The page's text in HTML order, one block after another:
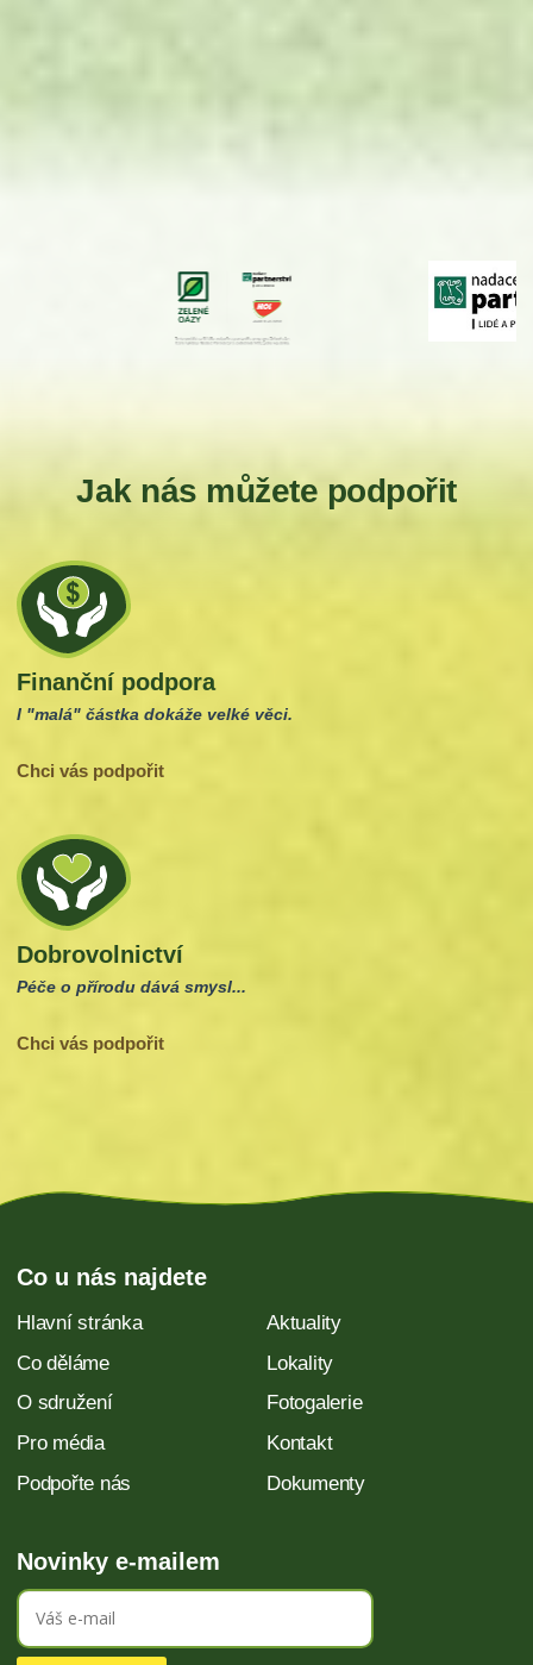
Jak nás můžete podpořit
Finanční podpora
I "malá" částka dokáže velké věci.
Chci vás podpořit
Dobrovolnictví
Péče o přírodu dává smysl...
Chci vás podpořit
Co u nás najdete
Hlavní stránka
Aktuality
Co děláme
Lokality
O sdružení
Fotogalerie
Pro média
Kontakt
Podpořte nás
Dokumenty
Novinky e-mailem